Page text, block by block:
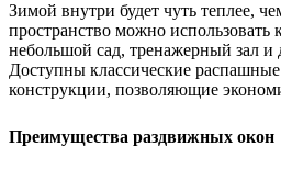
Зимой внутри будет чуть теплее,
пространство можно использовать
небольшой сад, тренажерный зал и
Доступны классические
конструкции, позволяющие
Преимущества раздвижных окон